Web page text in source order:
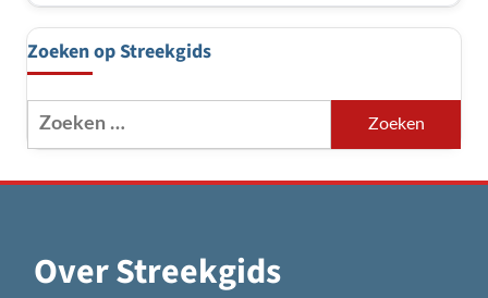
Zoeken op Streekgids
Zoeken
naar:
Over Streekgids